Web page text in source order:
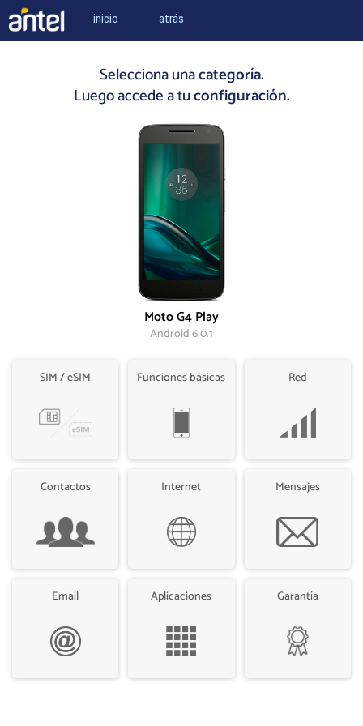
inicio atrás
Selecciona unacategoría.
Luego accede a tuconfiguración.
Moto G4 Play
Android 6.0.1
SIM / eSIM Funciones básicas Red
Contactos Internet Mensajes
Email Aplicaciones Garantía